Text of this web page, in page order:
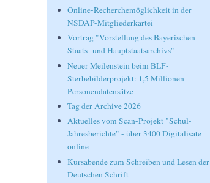
Online-Recherchemöglichkeit in der
NSDAP-Mitgliederkartei
Vortrag "Vorstellung des Bayerischen
Staats- und Hauptstaatsarchivs"
Neuer Meilenstein beim BLF-
Sterbebilderprojekt: 1,5 Millionen
Personendatensätze
Tag der Archive 2026
Aktuelles vom Scan-Projekt "Schul-
Jahresberichte" - über 3400 Digitalisate
online
Kursabende zum Schreiben und Lesen der
Deutschen Schrift